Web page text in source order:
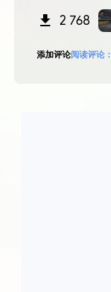
2 768
添加评论阅读评论：